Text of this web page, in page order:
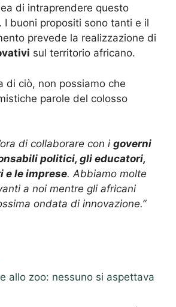
di intraprendere questo
I buoni propositi sono tanti e il
prevede la realizzazione di
sul territorio africano.
di ciò, non possiamo che
parole del colosso
di collaborare con i governi
politici, gli educatori,
e le imprese. Abbiamo molte
a noi mentre gli africani
ondata di innovazione.”
allo zoo: nessuno si aspettava